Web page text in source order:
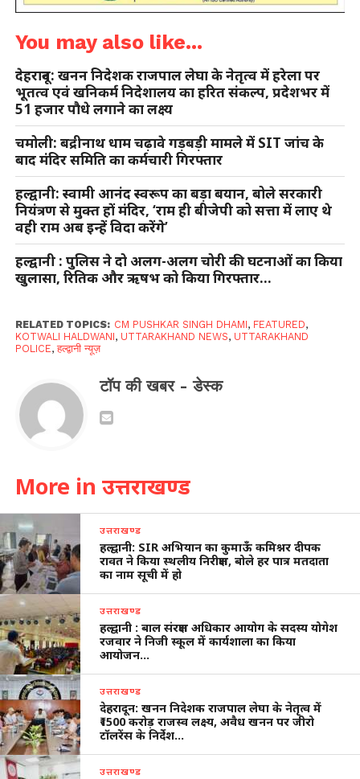
You may also like...
देहरादून: खनन निदेशक राजपाल लेघा के नेतृत्व में हरेला पर
भूतत्व एवं खनिकर्म निदेशालय का हरित संकल्प, प्रदेशभर में
51 हजार पौधे लगाने का लक्ष्य
चमोली: बद्रीनाथ धाम चढ़ावे गड़बड़ी मामले में SIT जांच के
बाद मंदिर समिति का कर्मचारी गिरफ्तार
हल्द्वानी: स्वामी आनंद स्वरूप का बड़ा बयान, बोले सरकारी
नियंत्रण से मुक्त हों मंदिर, ‘राम ही बीजेपी को सत्ता में लाए थे
वही राम अब इन्हें विदा करेंगे’
हल्द्वानी : पुलिस ने दो अलग-अलग चोरी की घटनाओं का किया
खुलासा, रितिक और ऋषभ को किया गिरफ्तार…
RELATED TOPICS: CM PUSHKAR SINGH DHAMI, FEATURED,
KOTWALI HALDWANI, UTTARAKHAND NEWS, UTTARAKHAND
POLICE,हल्द्वानी न्यूज़
टॉप की खबर - डेस्क
More in उत्तराखण्ड
उत्तराखण्ड
हल्द्वानी: SIR अभियान का कुमाऊँ कमिश्नर दीपक
रावत ने किया स्थलीय निरीक्षण, बोले हर पात्र मतदाता
का नाम सूची में हो
उत्तराखण्ड
हल्द्वानी : बाल संरक्षण अधिकार आयोग के सदस्य योगेश
रजवार ने निजी स्कूल में कार्यशाला का किया
आयोजन…
उत्तराखण्ड
देहरादून: खनन निदेशक राजपाल लेघा के नेतृत्व में
₹1500 करोड़ राजस्व लक्ष्य, अवैध खनन पर जीरो
टॉलरेंस के निर्देश…
उत्तराखण्ड